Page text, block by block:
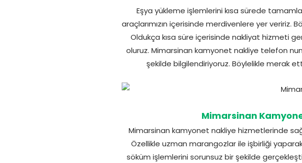
Eşya yükleme işlemlerini kısa sürede
araçlarımızın içerisinde merdivenlere yer veririz.
Oldukça kısa süre içerisinde nakliyat hizmeti
oluruz. Mimarsinan kamyonet nakliye telefon
şekilde bilgilendiriyoruz. Böylelikle merak
Mimarsinan
Mimarsinan kamyonet nakliye hizmetlerinde
Özellikle uzman marangozlar ile işbirliği yaparak
söküm işlemlerini sorunsuz bir şekilde